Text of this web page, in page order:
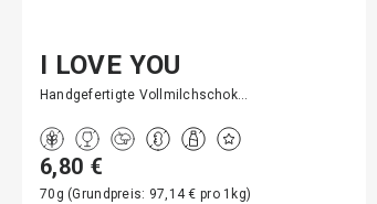
I LOVE YOU
Handgefertigte Vollmilchschok…
6,80 €
70g (Grundpreis: 97,14 € pro 1kg)